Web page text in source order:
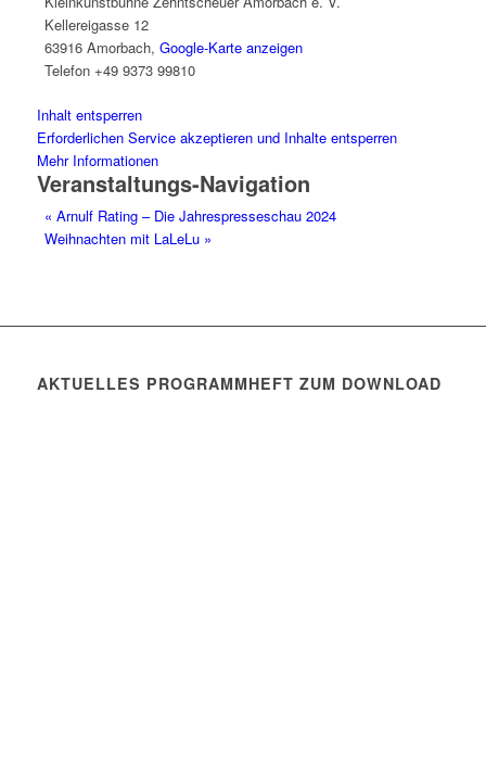
Kellereigasse 12
63916 Amorbach, Google-Karte anzeigen
Telefon +49 9373 99810
Inhalt entsperren
Erforderlichen Service akzeptieren und Inhalte entsperren
Mehr Informationen
Veranstaltungs-Navigation
« Arnulf Rating – Die Jahrespresseschau 2024
Weihnachten mit LaLeLu »
AKTUELLES PROGRAMMHEFT ZUM DOWNLOAD